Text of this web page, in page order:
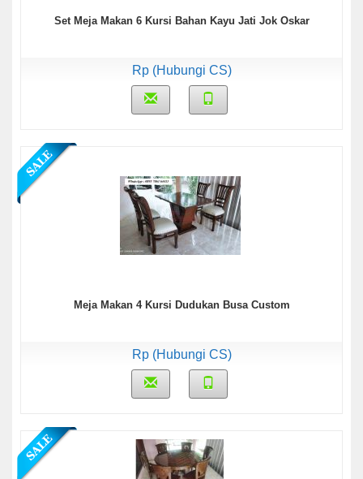
Set Meja Makan 6 Kursi Bahan Kayu Jati Jok Oskar
Rp (Hubungi CS)
Meja Makan 4 Kursi Dudukan Busa Custom
Rp (Hubungi CS)